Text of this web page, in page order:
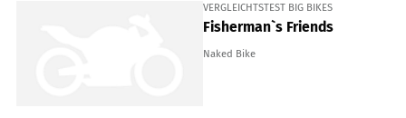
VERGLEICHTSTEST BIG BIKES
Fisherman`s Friends
Naked Bike